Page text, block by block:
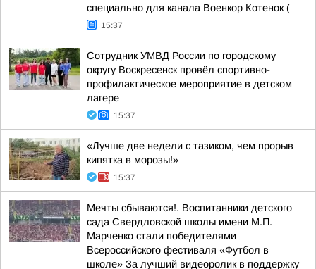
специально для канала Военкор Котенок (
15:37
Сотрудник УМВД России по городскому
округу Воскресенск провёл спортивно-
профилактическое мероприятие в детском
лагере
15:37
«Лучше две недели с тазиком, чем прорыв
кипятка в морозы!»
15:37
Мечты сбываются!. Воспитанники детского
сада Свердловской школы имени М.П.
Марченко стали победителями
Всероссийского фестиваля «Футбол в
школе» За лучший видеоролик в поддержку